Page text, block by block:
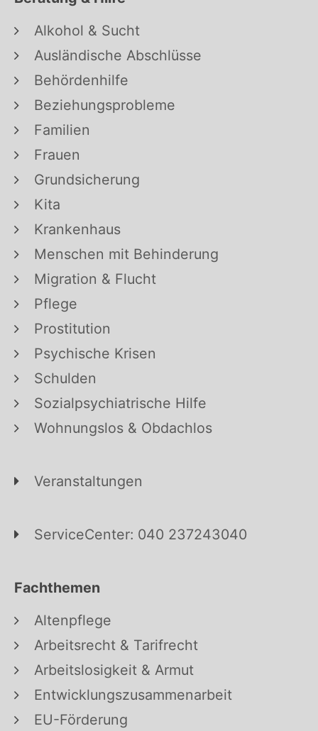
Alkohol & Sucht
Ausländische Abschlüsse
Behördenhilfe
Beziehungsprobleme
Familien
Frauen
Grundsicherung
Kita
Krankenhaus
Menschen mit Behinderung
Migration & Flucht
Pflege
Prostitution
Psychische Krisen
Schulden
Sozialpsychiatrische Hilfe
Wohnungslos & Obdachlos
Veranstaltungen
ServiceCenter: 040 237243040
Fachthemen
Altenpflege
Arbeitsrecht & Tarifrecht
Arbeitslosigkeit & Armut
Entwicklungszusammenarbeit
EU-Förderung